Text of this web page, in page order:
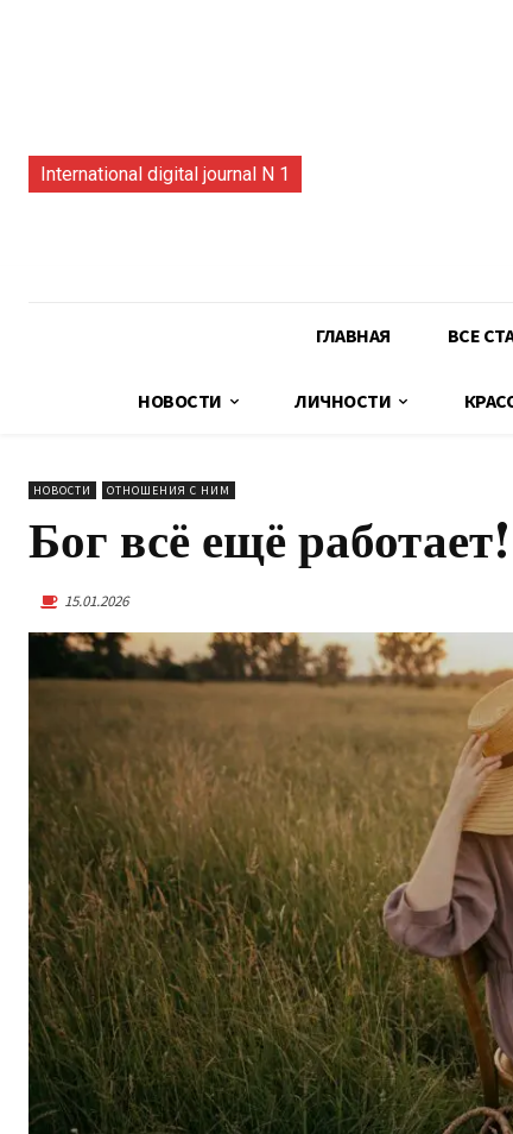
International digital journal N 1
ГЛАВНАЯ ВСЕ
НОВОСТИ ЛИЧНОСТИ
НОВОСТИ ОТНОШЕНИЯ С НИМ
Бог всё ещё работает!
15.01.2026